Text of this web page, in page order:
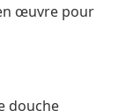
œuvre pour
douche